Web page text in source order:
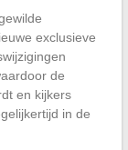
exclusieve
de
en kijkers
in de